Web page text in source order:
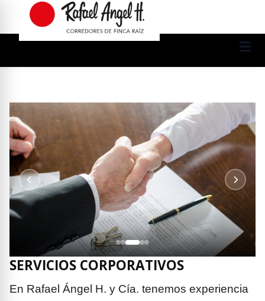
SERVICIOS CORPORATIVOS
En Rafael Ángel H. y Cía. tenemos experiencia